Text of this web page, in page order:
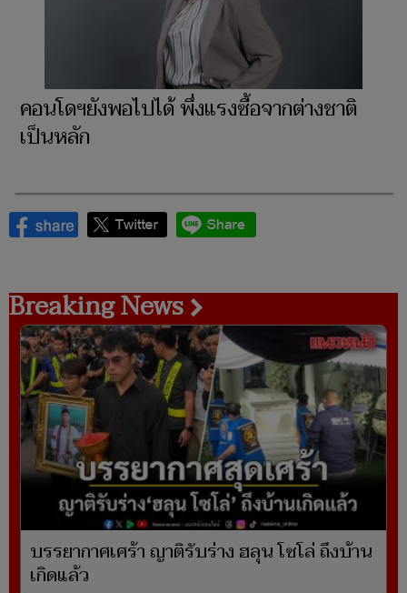
คอนโดฯยังพอไปได้ พึ่งแรงซื้อจากต่างชาติ
เป็นหลัก
Breaking News
บรรยากาศเศร้า ญาติรับร่าง ฮลุน โซโล่ ถึงบ้าน
เกิดแล้ว